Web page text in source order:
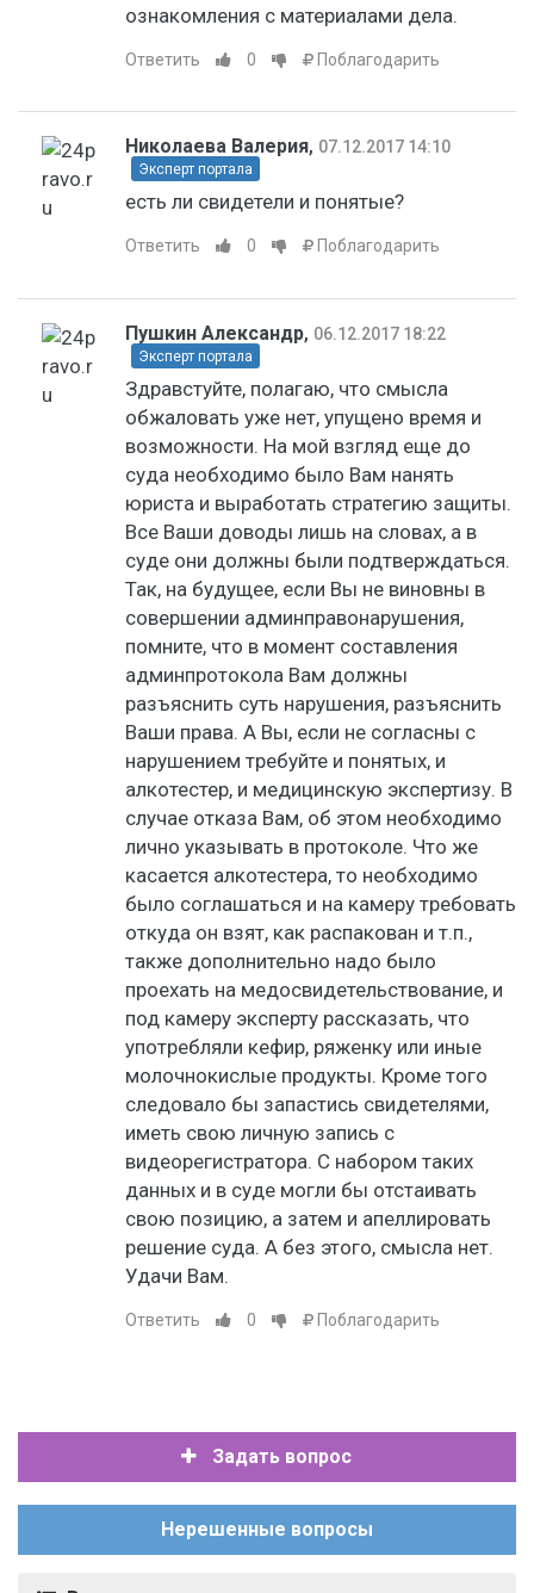
ознакомления с материалами дела.
Ответить 0 Поблагодарить
Николаева Валерия, 07.12.2017 14:10
Эксперт портала
есть ли свидетели и понятые?
Ответить 0 Поблагодарить
Пушкин Александр, 06.12.2017 18:22
Эксперт портала
Здравстуйте, полагаю, что смысла
обжаловать уже нет, упущено время и
возможности. На мой взгляд еще до
суда необходимо было Вам нанять
юриста и выработать стратегию защиты.
Все Ваши доводы лишь на словах, а в
суде они должны были подтверждаться.
Так, на будущее, если Вы не виновны в
совершении админправонарушения,
помните, что в момент составления
админпротокола Вам должны
разъяснить суть нарушения, разъяснить
Ваши права. А Вы, если не согласны с
нарушением требуйте и понятых, и
алкотестер, и медицинскую экспертизу. В
случае отказа Вам, об этом необходимо
лично указывать в протоколе. Что же
касается алкотестера, то необходимо
было соглашаться и на камеру требовать
откуда он взят, как распакован и т.п.,
также дополнительно надо было
проехать на медосвидетельствование, и
под камеру эксперту рассказать, что
употребляли кефир, ряженку или иные
молочнокислые продукты. Кроме того
следовало бы запастись свидетелями,
иметь свою личную запись с
видеорегистратора. С набором таких
данных и в суде могли бы отстаивать
свою позицию, а затем и апеллировать
решение суда. А без этого, смысла нет.
Удачи Вам.
Ответить 0 Поблагодарить
Задать вопрос
Нерешенные вопросы